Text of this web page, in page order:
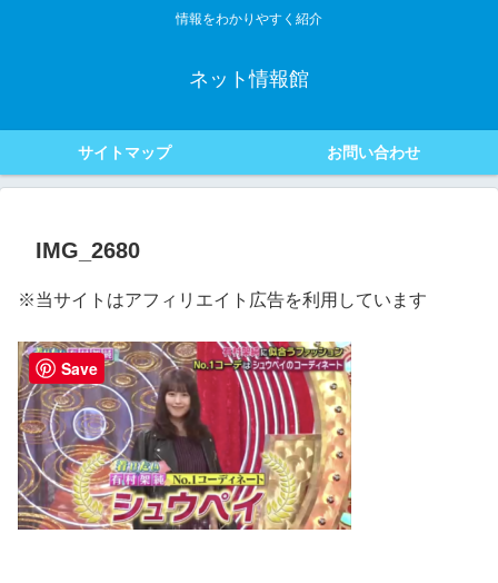
情報をわかりやすく紹介
ネット情報館
サイトマップ お問い合わせ
IMG_2680
※当サイトはアフィリエイト広告を利用しています
Save